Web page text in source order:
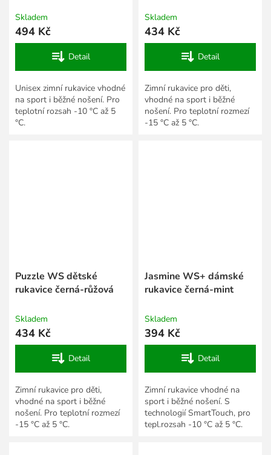
Skladem
494 Kč
Detail
Unisex zimní rukavice vhodné
na sport i běžné nošení. Pro
teplotní rozsah -10 °C až 5
°C.
Skladem
434 Kč
Detail
Zimní rukavice pro děti,
vhodné na sport i běžné
nošení. Pro teplotní rozmezí
-15 °C až 5 °C.
Puzzle WS dětské
rukavice černá-růžová
Skladem
434 Kč
Detail
Zimní rukavice pro děti,
vhodné na sport i běžné
nošení. Pro teplotní rozmezí
-15 °C až 5 °C.
Jasmine WS+ dámské
rukavice černá-mint
Skladem
394 Kč
Detail
Zimní rukavice vhodné na
sport i běžné nošení. S
technologií SmartTouch, pro
tepl.rozsah -10 °C až 5 °C.